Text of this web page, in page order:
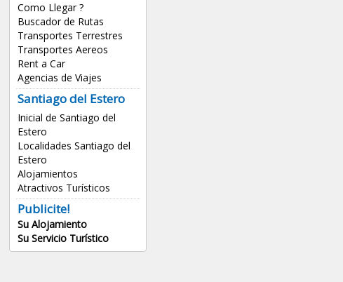
Como Llegar ?
Buscador de Rutas
Transportes Terrestres
Transportes Aereos
Rent a Car
Agencias de Viajes
Santiago del Estero
Inicial de Santiago del
Estero
Localidades Santiago del
Estero
Alojamientos
Atractivos Turísticos
Publicite!
Su Alojamiento
Su Servicio Turístico